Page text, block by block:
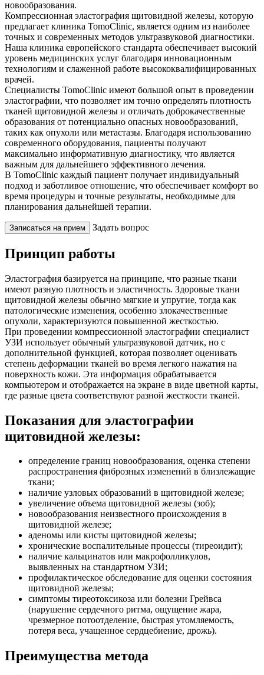
новообразования.
Компрессионная эластография щитовидной железы, которую
предлагает клиника TomoClinic, является одним из наиболее
точных и современных методов ультразвуковой диагностики.
Наша клиника европейского стандарта обеспечивает высокий
уровень медицинских услуг благодаря инновационным
технологиям и слаженной работе высококвалифицированных
врачей.
Специалисты TomoClinic имеют большой опыт в проведении
эластографии, что позволяет им точно определять плотность
тканей щитовидной железы и отличать доброкачественные
образования от потенциально опасных новообразований,
таких как опухоли или метастазы. Благодаря использованию
современного оборудования, пациенты получают
максимально информативную диагностику, что является
важным для дальнейшего эффективного лечения.
В TomoClinic каждый пациент получает индивидуальный
подход и заботливое отношение, что обеспечивает комфорт во
время процедуры и точные результаты, необходимые для
планирования дальнейшей терапии.
Записаться на прием Задать вопрос
Принцип работы
Эластография базируется на принципе, что разные ткани
имеют разную плотность и эластичность. Здоровые ткани
щитовидной железы обычно мягкие и упругие, тогда как
патологические изменения, особенно злокачественные
опухоли, характеризуются повышенной жесткостью.
При проведении компрессионной эластографии специалист
УЗИ использует обычный ультразвуковой датчик, но с
дополнительной функцией, которая позволяет оценивать
степень деформации тканей во время легкого нажатия на
поверхность кожи. Эта информация обрабатывается
компьютером и отображается на экране в виде цветной карты,
где разные цвета соответствуют разной жесткости тканей.
Показания для эластографии
щитовидной железы:
определение границ новообразования, оценка степени
распространения фиброзных изменений в близлежащие
ткани;
наличие узловых образований в щитовидной железе;
увеличение объема щитовидной железы (зоб);
новообразования неизвестного происхождения в
щитовидной железе;
аденомы или кисты щитовидной железы;
хронические воспалительные процессы (тиреоидит);
наличие кальцинатов или макрофолликулов,
выявленных на стандартном УЗИ;
профилактическое обследование для оценки состояния
щитовидной железы;
симптомы тиреотоксикоза или болезни Грейвса
(нарушение сердечного ритма, ощущение жара,
чрезмерное потоотделение, быстрая утомляемость,
потеря веса, учащенное сердцебиение, дрожь).
Преимущества метода